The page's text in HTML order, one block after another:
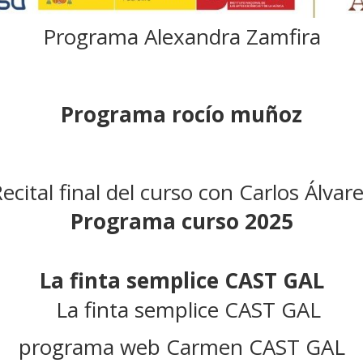
Programa Alexandra Zamfira
Programa rocío muñoz
final del curso con Carlos
Programa curso 2025
La finta semplice CAST GAL
programa web Carmen CAST GAL